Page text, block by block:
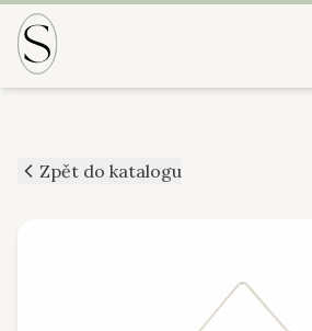
Zpět do katalogu